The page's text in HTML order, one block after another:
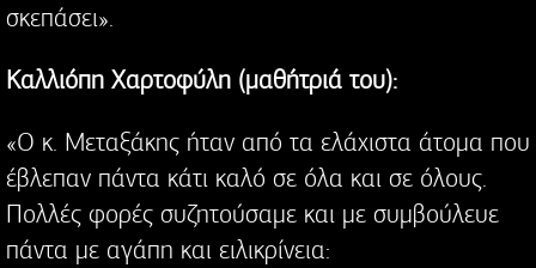
σκεπάσει».
Καλλιόπη Χαρτοφύλη (μαθήτριά του):
«Ο κ. Μεταξάκης ήταν από τα ελάχιστα άτομα που
έβλεπαν πάντα κάτι καλό σε όλα και σε όλους.
Πολλές φορές συζητούσαμε και με συμβούλευε
πάντα με αγάπη και ειλικρίνεια: